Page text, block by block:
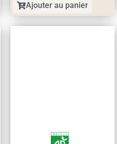
Ajouter au panier